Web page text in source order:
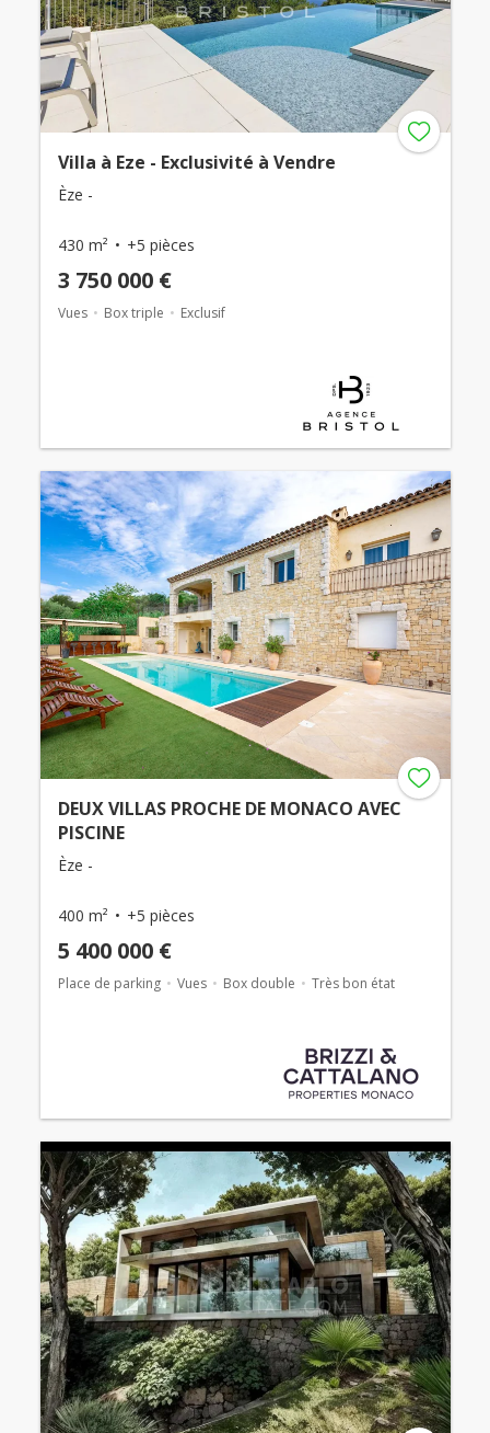
Villa à Eze - Exclusivité à Vendre
Èze -
430 m² +5 pièces
3 750 000 €
Vues Box triple Exclusif
DEUX VILLAS PROCHE DE MONACO AVEC
PISCINE
Èze -
400 m² +5 pièces
5 400 000 €
Place de parking Vues Box double Très bon état